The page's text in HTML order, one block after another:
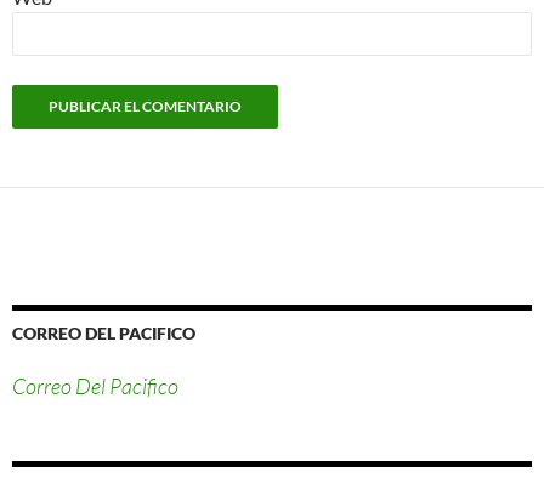
CORREO DEL PACIFICO
Correo Del Pacifico